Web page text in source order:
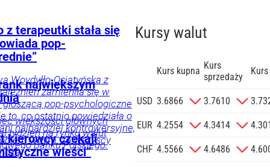
na
na podany
o.o. w imieniu
z terapeutki stała się
pop-
Woydyłło-Osiatyńska z
zamieniła się w
pop-psychologiczne
to, co ostatnio powiedziała o
najbardziej kontrowersyjne,
w tym, że wszyscy
największym
większości głównych
tydzień na rynku walut
Banku Polskiego.
kierowcy czekali
wieści”
Kursy walut
Kurs kupna Kurs
sprzedaży
USD 3.6866 3.7610
EUR 4.2554 4.3414
CHF 4.5566 4.6486